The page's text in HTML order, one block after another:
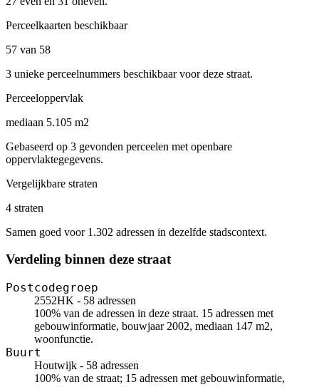
Perceelkaarten beschikbaar
57 van 58
3 unieke perceelnummers beschikbaar voor deze straat.
Perceeloppervlak
mediaan 5.105 m2
Gebaseerd op 3 gevonden perceelen met openbare
oppervlaktegegevens.
Vergelijkbare straten
4 straten
Samen goed voor 1.302 adressen in dezelfde stadscontext.
Verdeling binnen deze straat
Postcodegroep
2552HK - 58 adressen
100% van de adressen in deze straat. 15 adressen met
gebouwinformatie, bouwjaar 2002, mediaan 147 m2,
woonfunctie.
Buurt
Houtwijk - 58 adressen
100% van de straat; 15 adressen met gebouwinformatie,